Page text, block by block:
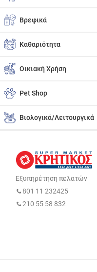
Βρεφικά
Καθαριότητα
Οικιακή Χρήση
Pet Shop
Βιολογικά/Λειτουργικά
Εξυπηρέτηση πελατών
801 11 232425
210 55 58 832